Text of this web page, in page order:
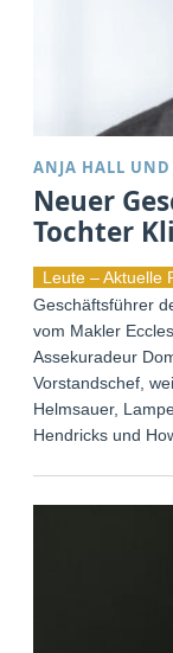
ANJA HALL UND
Neuer
Tochter
Leute – Aktuelle
Geschäftsführer
vom Makler
Assekuradeur
Vorstandschef,
Helmsauer,
Hendricks und